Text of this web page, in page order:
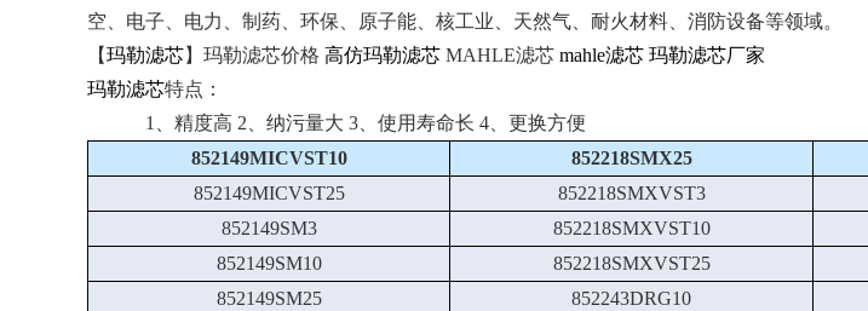
空、电子、电力、制药、环保、原子能、核工业、天然气、耐火材料、消防设备等领域。
【玛勒滤芯】玛勒滤芯价格 高仿玛勒滤芯 MAHLE滤芯 mahle滤芯 玛勒滤芯厂家
玛勒滤芯特点：
1、精度高 2、纳污量大 3、使用寿命长 4、更换方便
852149MICVST10
852218SMX25
852149MICVST25
852218SMXVST3
852149SM3
852218SMXVST10
852149SM10
852218SMXVST25
852149SM25
852243DRG10